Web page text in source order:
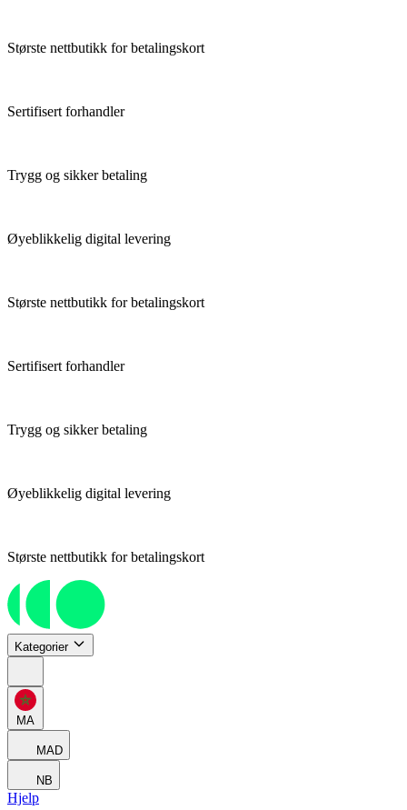
Største nettbutikk for betalingskort
Sertifisert forhandler
Trygg og sikker betaling
Øyeblikkelig digital levering
Største nettbutikk for betalingskort
Sertifisert forhandler
Trygg og sikker betaling
Øyeblikkelig digital levering
Største nettbutikk for betalingskort
Kategorier
MA
MAD
NB
Hjelp